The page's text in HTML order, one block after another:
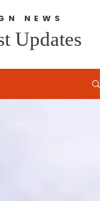
NEWS
Updates